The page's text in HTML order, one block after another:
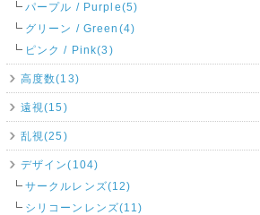
パープル / Purple(5)
グリーン / Green(4)
ピンク / Pink(3)
高度数(13)
遠視(15)
乱視(25)
デザイン(104)
サークルレンズ(12)
シリコーンレンズ(11)